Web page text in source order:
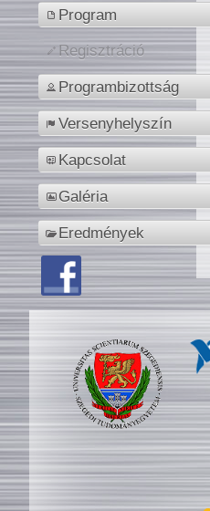
Program
Regisztráció
Programbizottság
Versenyhelyszín
Kapcsolat
Galéria
Eredmények